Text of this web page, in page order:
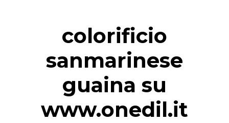
colorificio
sanmarinese
guaina su
www.onedil.it